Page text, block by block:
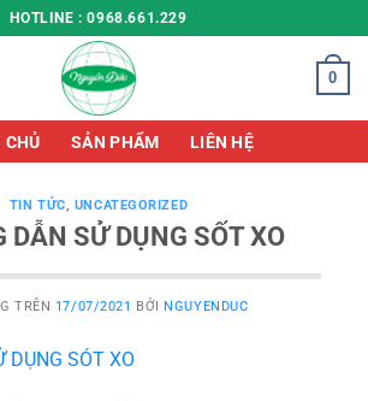
HOTLINE : 0968.661.229
0
CHỦ SẢN PHẨM LIÊN HỆ
TIN TỨC, UNCATEGORIZED
DẪN SỬ DỤNG SỐT XO
TRÊN 17/07/2021 BỞI NGUYENDUC